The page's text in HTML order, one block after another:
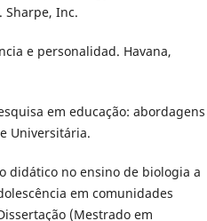
Sharpe, Inc.
e personalidad. Havana,
em educação: abordagens
Universitária.
didático no ensino de biologia a
em comunidades
(Mestrado em